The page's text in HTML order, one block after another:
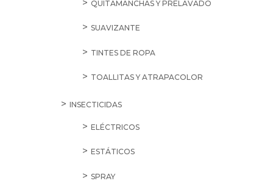
QUITAMANCHAS Y PRELAVADO
SUAVIZANTE
TINTES DE ROPA
TOALLITAS Y ATRAPACOLOR
INSECTICIDAS
ELÉCTRICOS
ESTÁTICOS
SPRAY